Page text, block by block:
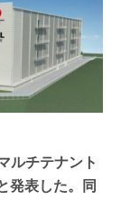
ルチテナント
発表した。同